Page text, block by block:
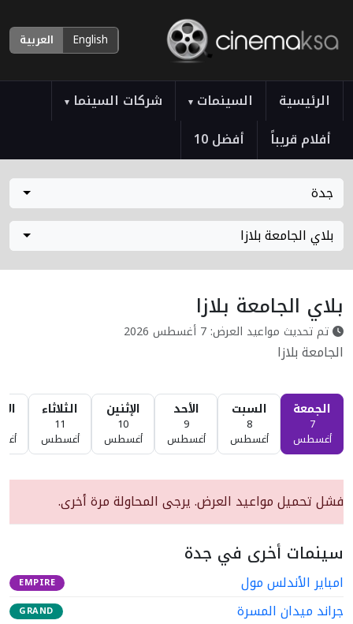
English العربية
الرئيسية السينمات ▾ شركات السينما ▾
أفلام قريباً أفضل 10
جدة
بلاي الجامعة بلازا
بلاي الجامعة بلازا
تم تحديث مواعيد العرض: 7 أغسطس 2026
الجامعة بلازا
الجمعة
7
أغسطس
السبت
8
أغسطس
الأحد
9
أغسطس
الإثنين
10
أغسطس
الثلاثاء
11
أغسطس
فشل تحميل مواعيد العرض. يرجى المحاولة مرة أخرى.
سينمات أخرى في جدة
امباير الأندلس مول EMPIRE
جراند ميدان المسرة GRAND